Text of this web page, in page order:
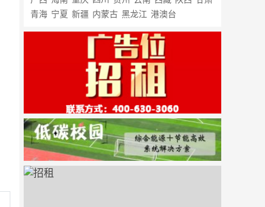
青海 宁夏 新疆 内蒙古 黑龙江 港澳台